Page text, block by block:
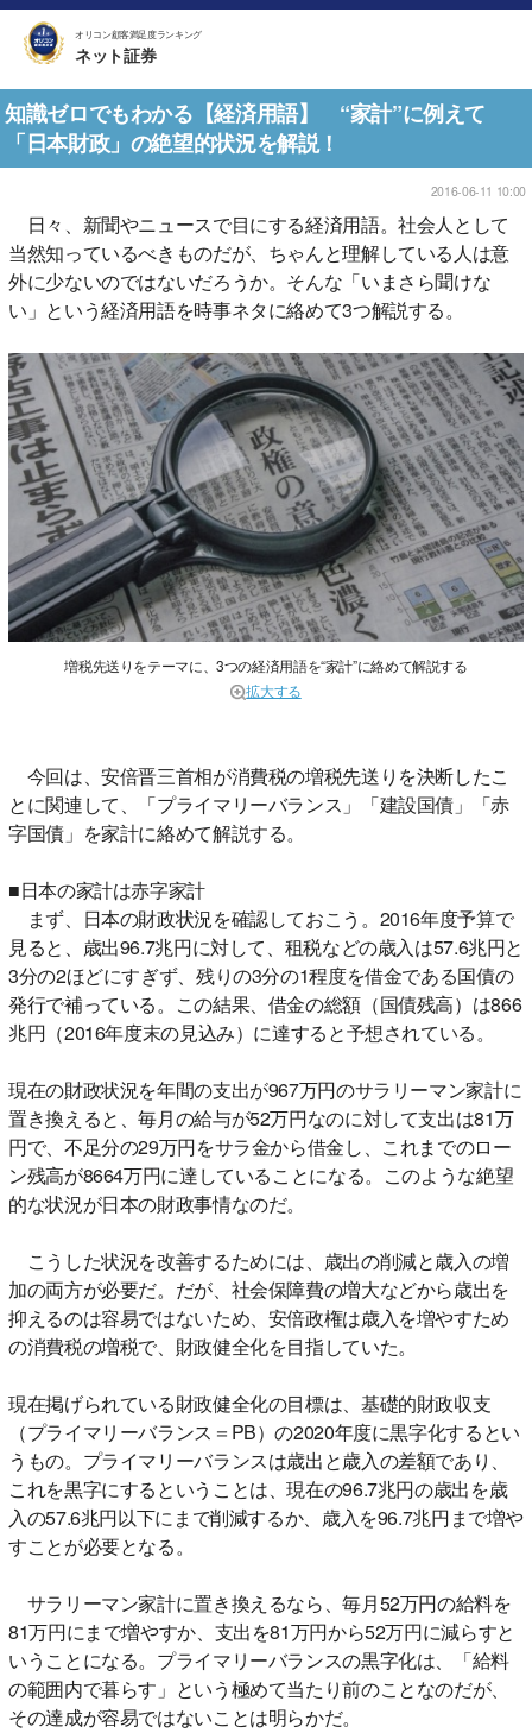
オリコン顧客満足度ランキング
ネット証券
知識ゼロでもわかる【経済用語】 “家計”に例えて
「日本財政」の絶望的状況を解説！
2016-06-11 10:00
日々、新聞やニュースで目にする経済用語。社会人として
当然知っているべきものだが、ちゃんと理解している人は意
外に少ないのではないだろうか。そんな「いまさら聞けな
い」という経済用語を時事ネタに絡めて3つ解説する。
増税先送りをテーマに、3つの経済用語を“家計”に絡めて解説する
拡大する
今回は、安倍晋三首相が消費税の増税先送りを決断したこ
とに関連して、「プライマリーバランス」「建設国債」「赤
字国債」を家計に絡めて解説する。
■日本の家計は赤字家計
まず、日本の財政状況を確認しておこう。2016年度予算で
見ると、歳出96.7兆円に対して、租税などの歳入は57.6兆円と
3分の2ほどにすぎず、残りの3分の1程度を借金である国債の
発行で補っている。この結果、借金の総額（国債残高）は866
兆円（2016年度末の見込み）に達すると予想されている。
現在の財政状況を年間の支出が967万円のサラリーマン家計に
置き換えると、毎月の給与が52万円なのに対して支出は81万
円で、不足分の29万円をサラ金から借金し、これまでのロー
ン残高が8664万円に達していることになる。このような絶望
的な状況が日本の財政事情なのだ。
こうした状況を改善するためには、歳出の削減と歳入の増
加の両方が必要だ。だが、社会保障費の増大などから歳出を
抑えるのは容易ではないため、安倍政権は歳入を増やすため
の消費税の増税で、財政健全化を目指していた。
現在掲げられている財政健全化の目標は、基礎的財政収支
（プライマリーバランス＝PB）の2020年度に黒字化するとい
うもの。プライマリーバランスは歳出と歳入の差額であり、
これを黒字にするということは、現在の96.7兆円の歳出を歳
入の57.6兆円以下にまで削減するか、歳入を96.7兆円まで増や
すことが必要となる。
サラリーマン家計に置き換えるなら、毎月52万円の給料を
81万円にまで増やすか、支出を81万円から52万円に減らすと
いうことになる。プライマリーバランスの黒字化は、「給料
の範囲内で暮らす」という極めて当たり前のことなのだが、
その達成が容易ではないことは明らかだ。